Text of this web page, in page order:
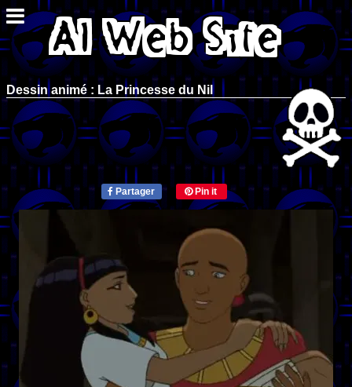
Dessin animé : La Princesse du Nil
Partager Pin it